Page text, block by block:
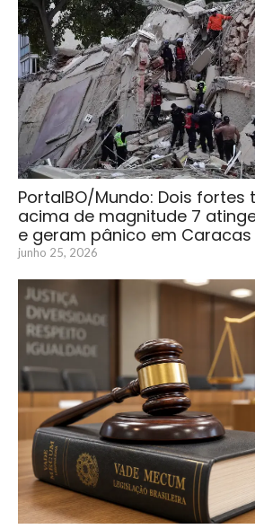
PortalBO/Mundo: Dois fortes
acima de magnitude 7
e geram pânico em Caracas
junho 25, 2026